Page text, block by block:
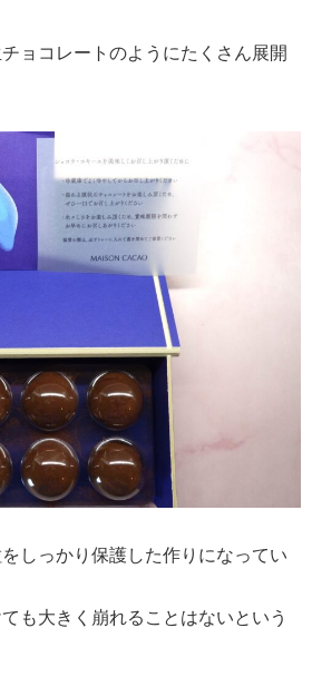
ョコレートのようにたくさん展開
しっかり保護した作りになってい
も大きく崩れることはないという